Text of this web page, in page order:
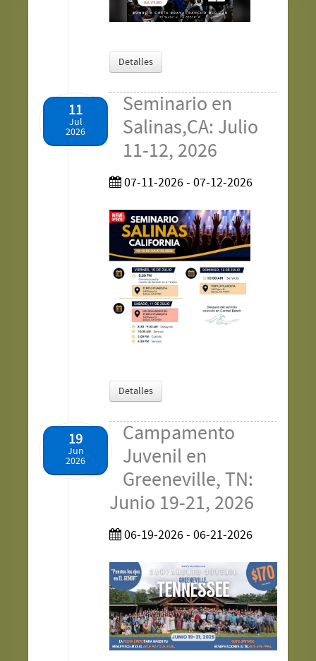
Detalles
11
Jul
2026
Seminario en
Salinas,CA: Julio
11-12, 2026
07-11-2026 - 07-12-2026
Detalles
19
Jun
2026
Campamento
Juvenil en
Greeneville, TN:
Junio 19-21, 2026
06-19-2026 - 06-21-2026